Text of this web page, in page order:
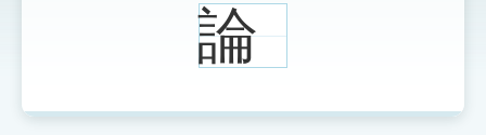
成語故事
論